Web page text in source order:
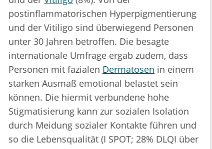
postinflammatorischen Hyperpigmentierung
und der Vitiligo sind überwiegend Personen
unter 30 Jahren betroffen. Die besagte
internationale Umfrage ergab zudem, dass
Personen mit fazialen Dermatosen in einem
starken Ausmaß emotional belastet sein
können. Die hiermit verbundene hohe
Stigmatisierung kann zur sozialen Isolation
durch Meidung sozialer Kontakte führen und
so die Lebensqualität (I SPOT; 28% DLQI über